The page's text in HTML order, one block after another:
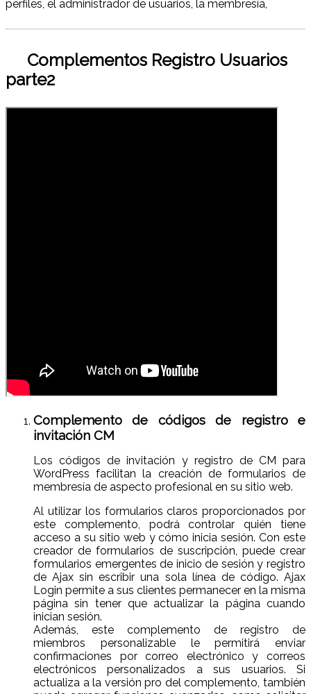
perfiles, el administrador de usuarios, la membresía,
Complementos Registro Usuarios
parte2
Complemento de códigos de registro e
invitación CM
Los códigos de invitación y registro de CM para
WordPress facilitan la creación de formularios de
membresía de aspecto profesional en su sitio web.
Al utilizar los formularios claros proporcionados por
este complemento, podrá controlar quién tiene
acceso a su sitio web y cómo inicia sesión. Con este
creador de formularios de suscripción, puede crear
formularios emergentes de inicio de sesión y registro
de Ajax sin escribir una sola línea de código. Ajax
Login permite a sus clientes permanecer en la misma
página sin tener que actualizar la página cuando
inician sesión.
Además, este complemento de registro de
miembros personalizable le permitirá enviar
confirmaciones por correo electrónico y correos
electrónicos personalizados a sus usuarios. Si
actualiza a la versión pro del complemento, también